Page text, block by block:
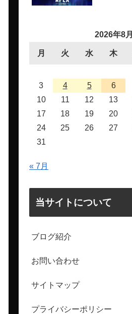
2026年8月
月 火 水 木
3
4 5 6
10
11 12 13
17
18 19 20
24
25 26 27
31
« 7月
当サイトについて
ブログ紹介
お問い合わせ
サイトマップ
プライバシーポリシー